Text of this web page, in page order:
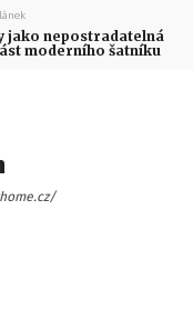
jako nepostradatelná
moderního šatníku